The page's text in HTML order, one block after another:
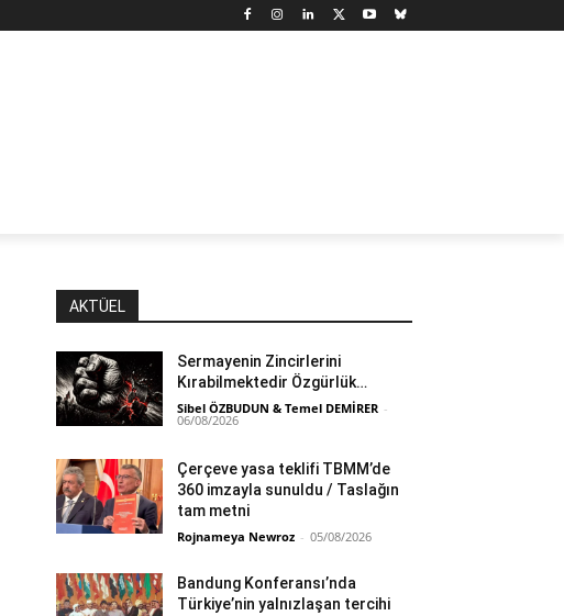
AKTÜEL
Sermayenin Zincirlerini
Kırabilmektedir Özgürlük…
Sibel ÖZBUDUN & Temel DEMİRER -
06/08/2026
Çerçeve yasa teklifi TBMM’de
360 imzayla sunuldu / Taslağın
tam metni
Rojnameya Newroz - 05/08/2026
Bandung Konferansı’nda
Türkiye’nin yalnızlaşan tercihi